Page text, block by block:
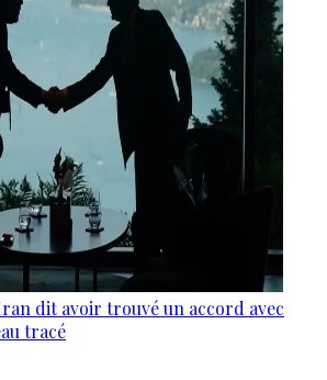
dit avoir trouvé un accord avec
tracé